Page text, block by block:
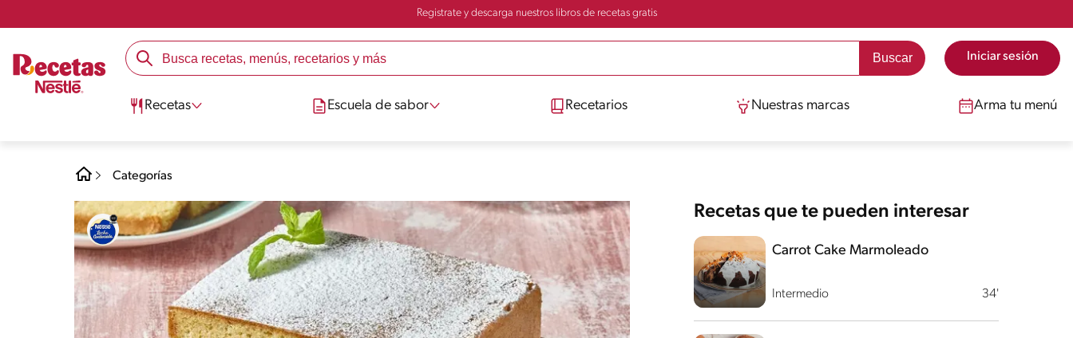
Registrate y descarga nuestros libros de recetas gratis
Iniciar sesión
Recetas Escuela de sabor Recetarios Nuestras marcas Arma tu menú
Categorías
Recetas que te pueden interesar
Intermedio 34'
Carrot Cake Marmoleado